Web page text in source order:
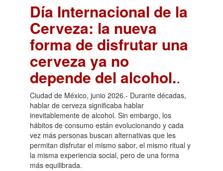
Día Internacional de la
Cerveza: la nueva
forma de disfrutar una
cerveza ya no
depende del alcohol..
Ciudad de México, junio 2026.- Durante décadas,
hablar de cerveza significaba hablar
inevitablemente de alcohol. Sin embargo, los
hábitos de consumo están evolucionando y cada
vez más personas buscan alternativas que les
permitan disfrutar el mismo sabor, el mismo ritual y
la misma experiencia social, pero de una forma
más equilibrada.